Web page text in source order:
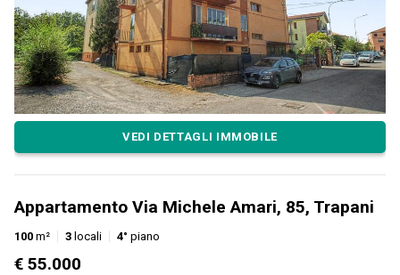
VEDI DETTAGLI IMMOBILE
Appartamento Via Michele Amari, 85, Trapani
100 m² 3 locali 4° piano
€ 55.000